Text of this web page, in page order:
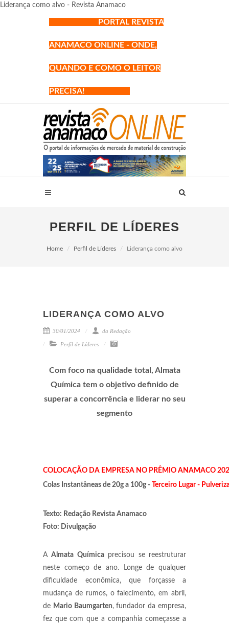
Liderança como alvo - Revista Anamaco
PORTAL REVISTA
ANAMACO ONLINE - ONDE,
QUANDO E COMO O LEITOR
PRECISA!
PERFIL DE LÍDERES
Home Perfil de Líderes Liderança como alvo
LIDERANÇA COMO ALVO
30/01/2024 da Redação
Perfil de Líderes
Com foco na qualidade total, Almata
Química tem o objetivo definido de
superar a concorrência e liderar no seu
segmento
COLOCAÇÃO DA EMPRESA NO PRÊMIO ANAMACO
Colas Instantâneas de 20g a 100g -
Terceiro Lugar -
Texto: Redação Revista Anamaco
Foto: Divulgação
AAlmata Químicaprecisou se reestruturar
neste começo de ano. Longe de qualquer
dificuldade econômica, que forçasse a
mudança de rumos, o falecimento, em abril,
de Mario Baumgarten, fundador da empresa,
fez que com que a companhia começasse a